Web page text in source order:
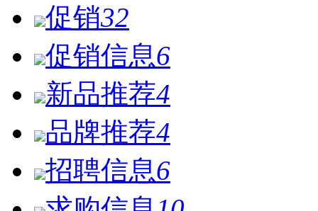
促销32
促销信息6
新品推荐4
品牌推荐4
招聘信息6